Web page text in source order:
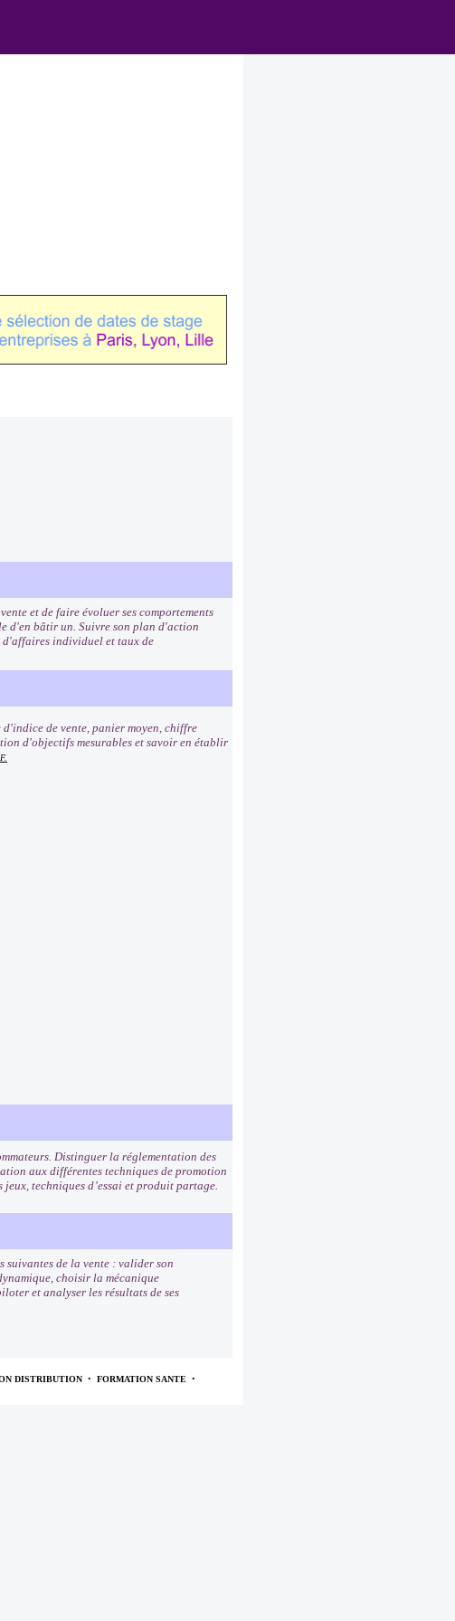
et de faire évoluer ses comportements
d'en bâtir un. Suivre son plan d'action
d'affaires individuel et taux de
de vente, panier moyen, chiffre
d'objectifs mesurables et savoir en établir
Distinguer la réglementation des
aux différentes techniques de promotion
techniques d’essai et produit partage.
suivantes de la vente : valider son
choisir la mécanique
et analyser les résultats de ses
DISTRIBUTION • FORMATION SANTE •